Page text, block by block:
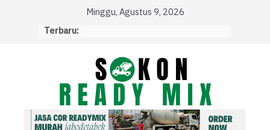
Minggu, Agustus 9, 2026
Terbaru: